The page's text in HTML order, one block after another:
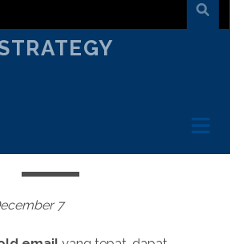
COLD EMAIL, INI 5
7